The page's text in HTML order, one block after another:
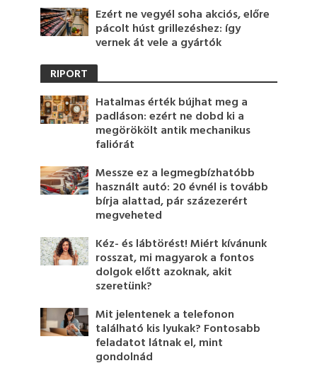
Ezért ne vegyél soha akciós, előre
pácolt húst grillezéshez: így
vernek át vele a gyártók
RIPORT
Hatalmas érték bújhat meg a
padláson: ezért ne dobd ki a
megörökölt antik mechanikus
faliórát
Messze ez a legmegbízhatóbb
használt autó: 20 évnél is tovább
bírja alattad, pár százezerért
megveheted
Kéz- és lábtörést! Miért kívánunk
rosszat, mi magyarok a fontos
dolgok előtt azoknak, akit
szeretünk?
Mit jelentenek a telefonon
található kis lyukak? Fontosabb
feladatot látnak el, mint
gondolnád